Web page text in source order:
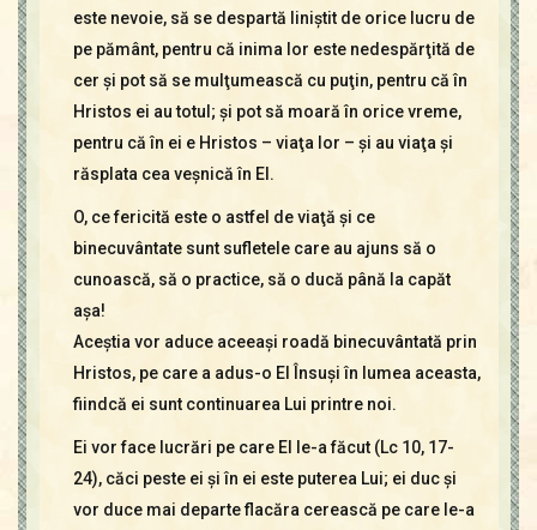
este nevoie, să se despartă liniştit de orice lucru de
pe pământ, pentru că inima lor este nedespărţită de
cer şi pot să se mulţumească cu puţin, pentru că în
Hristos ei au totul; şi pot să moară în orice vreme,
pentru că în ei e Hristos – viaţa lor – şi au viaţa şi
răsplata cea veşnică în El.
O, ce fericită este o astfel de viaţă şi ce
binecuvântate sunt sufletele care au ajuns să o
cunoască, să o practice, să o ducă până la capăt
aşa!
Aceştia vor aduce aceeaşi roadă binecuvântată prin
Hristos, pe care a adus-o El Însuşi în lumea aceasta,
fiindcă ei sunt continuarea Lui printre noi.
Ei vor face lucrări pe care El le-a făcut (Lc 10, 17-
24), căci peste ei şi în ei este puterea Lui; ei duc şi
vor duce mai departe flacăra cerească pe care le-a